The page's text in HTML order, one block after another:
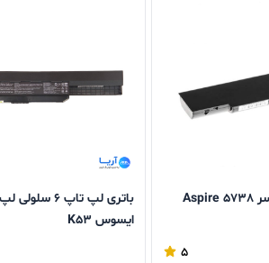
باتری لپ تاپ ایسر Aspire 5738
5
باتری لپ تاپ 6
ایسوس K53